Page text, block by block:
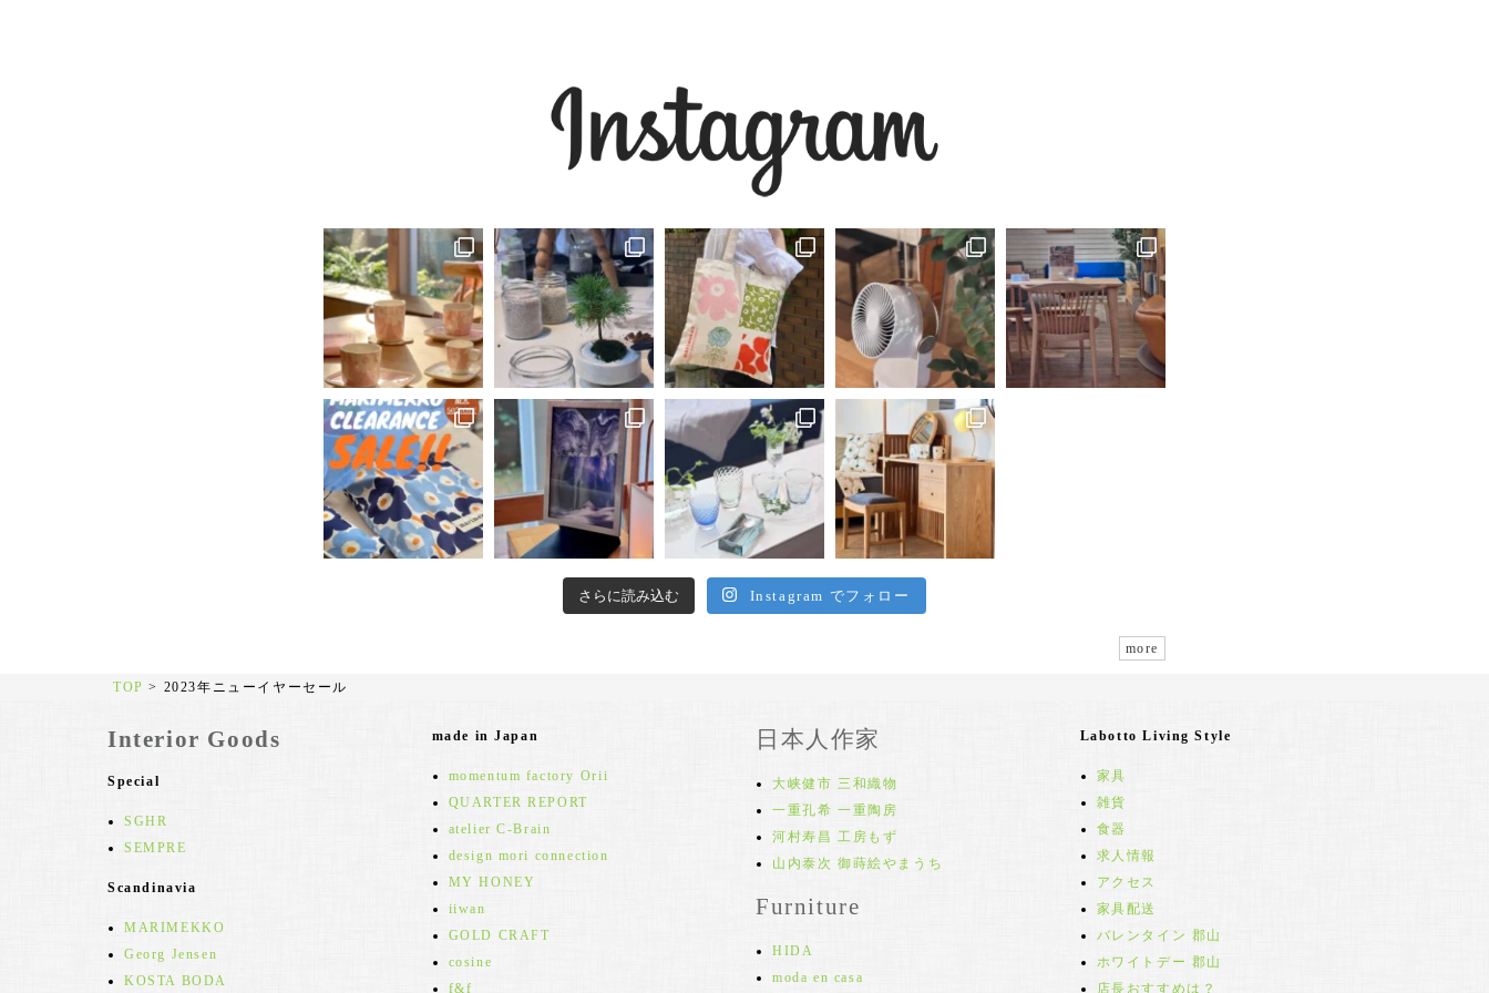
さらに読み込む Instagram でフォロー
more
TOP > 2023年ニューイヤーセール
Interior Goods
Special
SGHR
SEMPRE
Scandinavia
MARIMEKKO
Georg Jensen
KOSTA BODA
made in Japan
momentum factory Orii
QUARTER REPORT
atelier C-Brain
design mori connection
MY HONEY
iiwan
GOLD CRAFT
cosine
f&f
日本人作家
大峡健市 三和織物
一重孔希 一重陶房
河村寿昌 工房もず
山内泰次 御蒔絵やまうち
Furniture
HIDA
moda en casa
Labotto Living Style
家具
雑貨
食器
求人情報
アクセス
家具配送
バレンタイン 郡山
ホワイトデー 郡山
店長おすすめは？